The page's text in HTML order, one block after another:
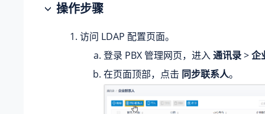
操作步骤
访问 LDAP 配置页面。
登录 PBX 管理网页，进入通讯录>企
在页面顶部，点击 同步联系人。